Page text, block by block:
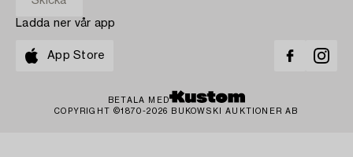
Ladda ner vår app
App Store
BETALA MED
COPYRIGHT ©1870-2026 BUKOWSKI AUKTIONER AB